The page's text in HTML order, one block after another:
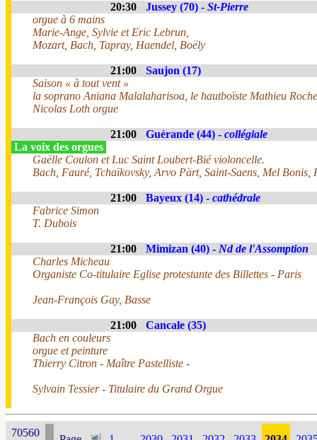
20:30 Jussey (70) - St-Pierre
orgue à 6 mains
Marie-Ange, Sylvie et Eric Lebrun,
Mozart, Bach, Tapray, Haendel, Boëly
21:00
Saujon (17)
Saison « à tout vent »
la soprano Aniana Malalaharisoa, le hautboïste Mathieu
Nicolas Loth orgue
21:00 Guérande (44) - collégiale
La voix des orgues
Gaëlle Coulon et Luc Saint Loubert-Bié violoncelle.
Bach, Fauré, Tchaïkovsky, Arvo Pärt, Saint-Saens, Mel Bonis,
21:00 Bayeux (14) - cathédrale
Fabrice Simon
T. Dubois
21:00 Mimizan (40) - Nd de l'Assomption
Charles Micheau
Organiste Co-titulaire Eglise protestante des Billettes - Paris
Jean-François Gay, Basse
21:00
Cancale (35)
Bach en couleurs
orgue et peinture
Thierry Citron - Maître Pastelliste -
Sylvain Tessier - Titulaire du Grand Orgue
70560